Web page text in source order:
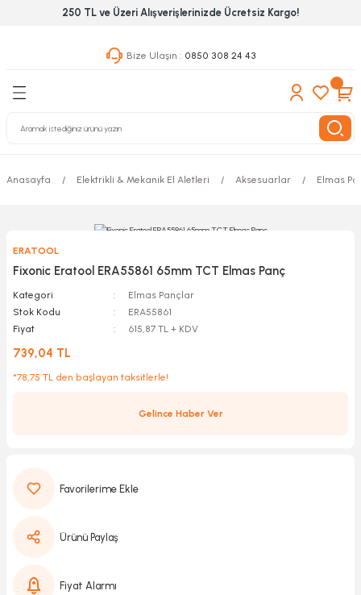
250 TL ve Üzeri Alışverişlerinizde Ücretsiz Kargo!
Bize Ulaşın : 0850 308 24 43
Geri Dön
Geri Dön
& Nalburiye
Grubu
Geri Dön
Anasayfa Elektrikli & Mekanik El Aletleri Aksesuarlar Elmas
ERATOOL
Fixonic Eratool ERA55861 65mm TCT Elmas Panç
Kategori
Elmas Pançlar
Stok Kodu
ERA55861
Fiyat
615,87 TL + KDV
739,04 TL
*78,75 TL den başlayan taksitlerle!
Gelince Haber Ver
Ürünü Paylaş
Fiyat Alarmı